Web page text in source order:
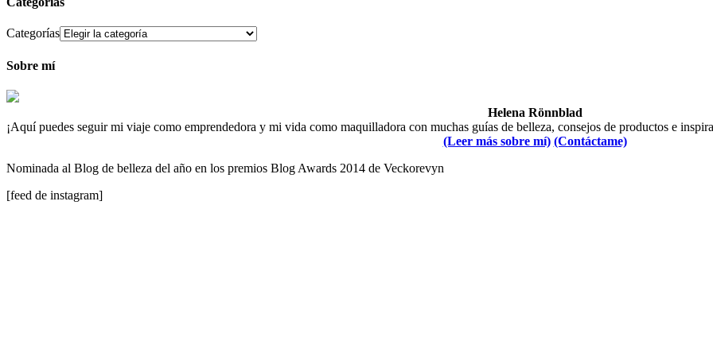
Categorías
Sobre mí
Helena Rönnblad
¡Aquí puedes seguir mi viaje como emprendedora y mi vida como maquilladora con muchas guías de belleza, consejos de productos e
(Leer más sobre mí) (Contáctame)
Nominada al Blog de belleza del año en los premios Blog Awards 2014 de Veckorevyn
[feed de instagram]